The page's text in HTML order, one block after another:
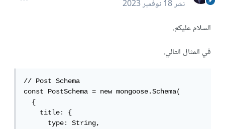
نشر18 نوفمبر 2023
السلام عليكم.
في المثال التالي.
// Post Schema
const PostSchema = new mongoose.Schema(
  {
    title: {
      type: String,